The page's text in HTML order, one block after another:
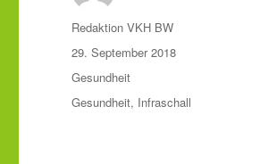
Autor
Redaktion VKH BW
Veröffentlicht
am
29. September 2018
Kategorien
Gesundheit
Schlagwörter
Gesundheit, Infraschall